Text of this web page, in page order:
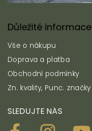
Důležité informace
Vše o nákupu
Doprava a platba
Obchodní podmínky
Zn. kvality, Punc. značky
SLEDUJTE NÁS